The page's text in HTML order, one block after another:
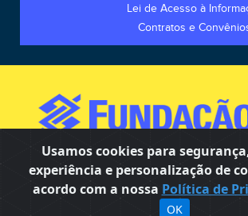
Usamos cookies para
experiência e personalização de
acordo com a nossa Política de
OK
Lei de Acesso à
Contratos e
SCES, Trecho 02, lote 22 CEP: 70200-002
+55 (61) 3108-